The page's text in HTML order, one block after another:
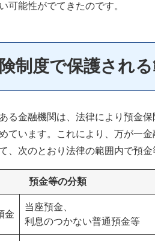
可能性がでてきたのです。
制度で保護される
る金融機関は、法律により預金
ています。これにより、万が一
、次のとおり法律の範囲内で預金
預金等の分類
金
当座預金、
利息のつかない普通預金等